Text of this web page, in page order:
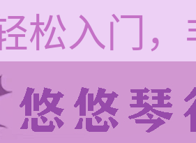
松入门